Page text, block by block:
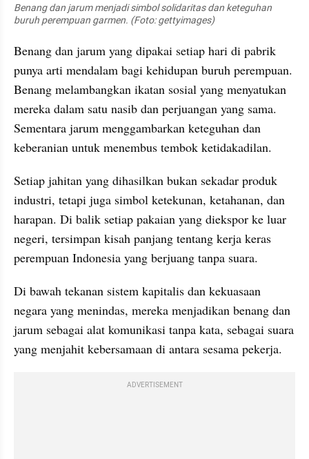
Benang dan jarum menjadi simbol solidaritas dan keteguhan
buruh perempuan garmen. (Foto: gettyimages)
Benang dan jarum yang dipakai setiap hari di pabrik
punya arti mendalam bagi kehidupan buruh perempuan.
Benang melambangkan ikatan sosial yang menyatukan
mereka dalam satu nasib dan perjuangan yang sama.
Sementara jarum menggambarkan keteguhan dan
keberanian untuk menembus tembok ketidakadilan.
Setiap jahitan yang dihasilkan bukan sekadar produk
industri, tetapi juga simbol ketekunan, ketahanan, dan
harapan. Di balik setiap pakaian yang diekspor ke luar
negeri, tersimpan kisah panjang tentang kerja keras
perempuan Indonesia yang berjuang tanpa suara.
Di bawah tekanan sistem kapitalis dan kekuasaan
negara yang menindas, mereka menjadikan benang dan
jarum sebagai alat komunikasi tanpa kata, sebagai suara
yang menjahit kebersamaan di antara sesama pekerja.
ADVERTISEMENT